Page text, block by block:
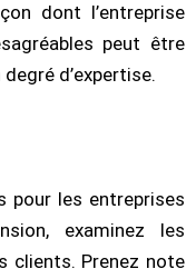
dont l’entreprise
peut être
d’expertise.
pour les entreprises
examinez les
clients. Prenez note